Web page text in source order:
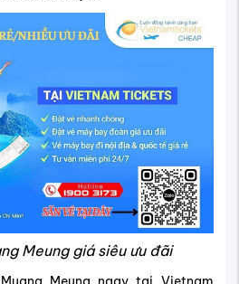
Meung giá siêu ưu đãi